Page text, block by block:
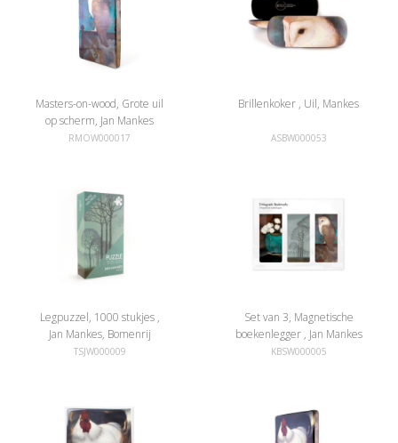
Masters-on-wood, Grote uil
op scherm, Jan Mankes
RMOW000017
Brillenkoker , Uil, Mankes
ASBW000053
Legpuzzel, 1000 stukjes ,
Jan Mankes, Bomenrij
TSJW000009
Set van 3, Magnetische
boekenlegger , Jan Mankes
KBSW000005